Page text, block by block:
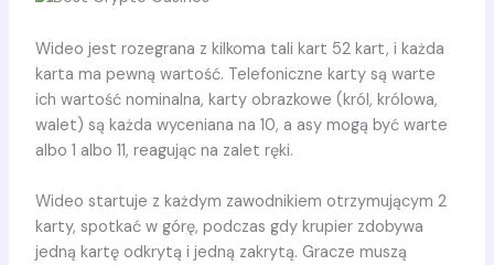
Wideo jest rozegrana z kilkoma tali kart 52 kart, i każda
karta ma pewną wartość. Telefoniczne karty są warte
ich wartość nominalna, karty obrazkowe (król, królowa,
walet) są każda wyceniana na 10, a asy mogą być warte
albo 1 albo 11, reagując na zalet ręki.
Wideo startuje z każdym zawodnikiem otrzymującym 2
karty, spotkać w górę, podczas gdy krupier zdobywa
jedną kartę odkrytą i jedną zakrytą. Gracze muszą